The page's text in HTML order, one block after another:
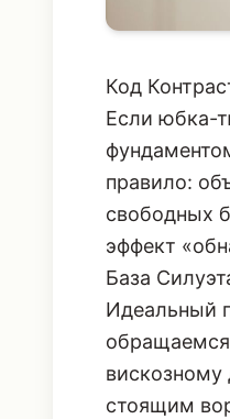
Код
Если юбка-
правило:
свободных
эффект
База
Идеальный
стоящим